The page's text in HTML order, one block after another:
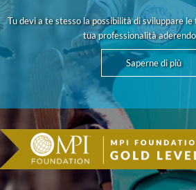
Tu devi a te stesso la possibilità di sviluppare
tua professionalità
Saperne di più